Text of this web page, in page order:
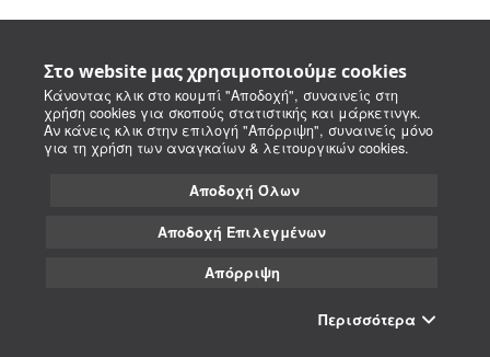
Στο website μας χρησιμοποιούμε cookies
Κάνοντας κλικ στο κουμπί "Αποδοχή", συναινείς στη
χρήση cookies για σκοπούς στατιστικής και μάρκετινγκ.
Αν κάνεις κλικ στην επιλογή "Απόρριψη", συναινείς μόνο
για τη χρήση των αναγκαίων & λειτουργικών cookies.
Αποδοχή Όλων
Αποδοχή Επιλεγμένων
Απόρριψη
Περισσότερα